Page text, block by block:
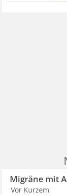
Migräne mit
Vor Kurzem